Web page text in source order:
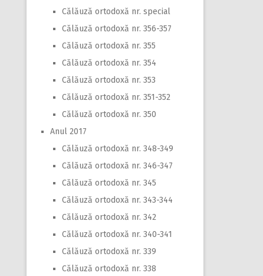
Călăuză ortodoxă nr. special
Călăuză ortodoxă nr. 356-357
Călăuză ortodoxă nr. 355
Călăuză ortodoxă nr. 354
Călăuză ortodoxă nr. 353
Călăuză ortodoxă nr. 351-352
Călăuză ortodoxă nr. 350
Anul 2017
Călăuză ortodoxă nr. 348-349
Călăuză ortodoxă nr. 346-347
Călăuză ortodoxă nr. 345
Călăuză ortodoxă nr. 343-344
Călăuză ortodoxă nr. 342
Călăuză ortodoxă nr. 340-341
Călăuză ortodoxă nr. 339
Călăuză ortodoxă nr. 338